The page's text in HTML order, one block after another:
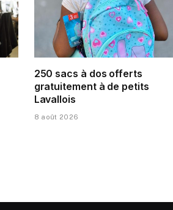
250 sacs à dos offerts
gratuitement à de petits
Lavallois
8 août 2026